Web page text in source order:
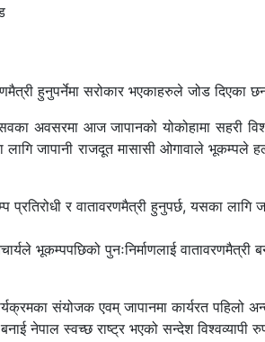
हुनुपर्नेमा सरोकार भएकाहरुले जोड दिएका
अवसरमा आज जापानको योकोहामा सहरी
जापानी राजदूत मासासी ओगावाले भूकम्पले
र वातावरणमैत्री हुनुपर्छ, यसका
भूकम्पपछिको पुनःनिर्माणलाई वातावरणमैत्री
संयोजक एवम् जापानमा कार्यरत पहिलो
नेपाल स्वच्छ राष्ट्र भएको सन्देश विश्वव्यापी